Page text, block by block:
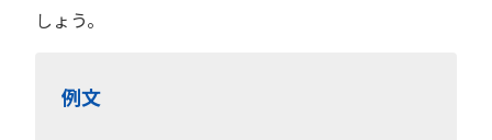
しょう。
例文